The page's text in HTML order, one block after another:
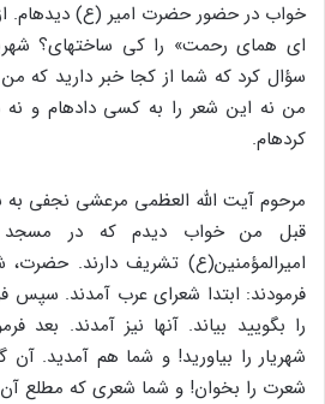
خواب در حضور حضرت امیر (ع) دیده‏ام.
اى هماى رحمت‏» را کى ساخته‏اى؟
سؤال کرد که شما از کجا خبر دارید که
من نه این شعر را به کسى داده‏ام و
کرده‏ام.
مرحوم آیت الله العظمى مرعشى نجفى به
قبل من خواب دیدم که در
امیرالمؤمنین(ع) تشریف دارند.
فرمودند: ابتدا شعراى عرب آمدند. سپس
را بگویید بیاند. آنها نیز آمدند. بعد
شهریار را بیاورید! و شما هم آمدید. آن
شعرت را بخوان! و شما شعرى که مطلع آن